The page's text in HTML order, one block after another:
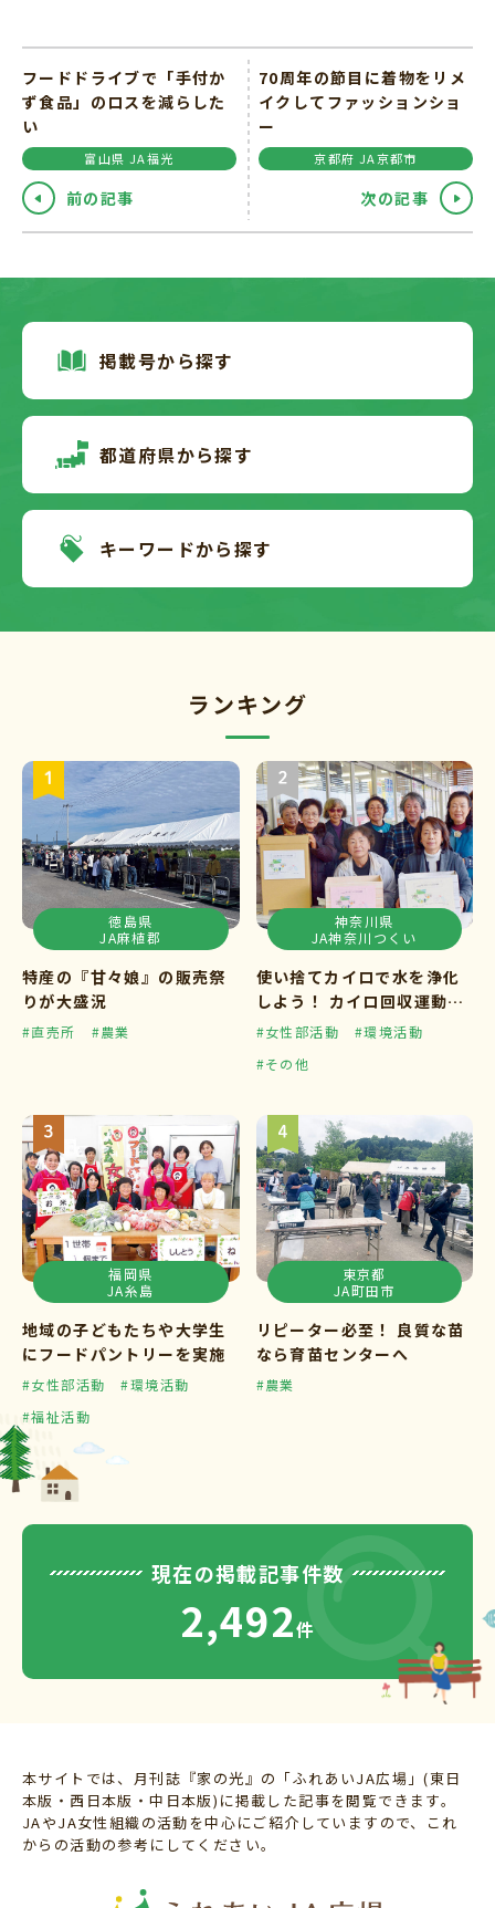
フードドライブで「手付か
ず食品」のロスを減らした
い
富山県 JA福光
前の記事
70周年の節目に着物をリメ
イクしてファッションショ
ー
京都府 JA京都市
次の記事
掲載号から探す
都道府県から探す
キーワードから探す
ランキング
徳島県
JA麻植郡
特産の『甘々娘』の販売祭
りが大盛況
#直売所 #農業
神奈川県
JA神奈川つくい
使い捨てカイロで水を浄化
しよう！ カイロ回収運動ス
タート
#女性部活動
#環境活動
#その他
福岡県
JA糸島
地域の子どもたちや大学生
にフードパントリーを実施
#女性部活動
#環境活動
#福祉活動
東京都
JA町田市
リピーター必至！ 良質な苗
なら育苗センターへ
#農業
現在の掲載記事件数
2,492件
本サイトでは、月刊誌『家の光』の「ふれあいJA広場」(東日
本版・西日本版・中日本版)に掲載した記事を閲覧できます。
JAやJA女性組織の活動を中心にご紹介していますので、これ
からの活動の参考にしてください。